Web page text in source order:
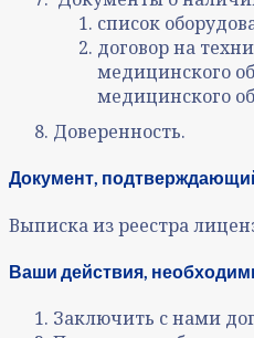
список
договор на
медицинского
медицинского
Доверенность.
Документ,
Выписка из реестра
Ваши действия,
Заключить с нами